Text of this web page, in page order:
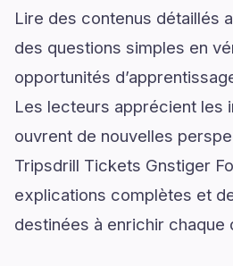
Lire des contenus détaillés
des questions simples en
opportunités
Les lecteurs apprécient les
ouvrent de nouvelles
Tripsdrill Tickets Gnstiger
explications complètes et
destinées à enrichir chaque